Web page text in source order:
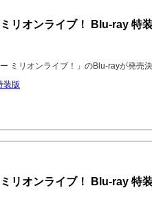
リオンライブ！ Blu-ray 特
ミリオンライブ！」のBlu-rayが発売決
装版
リオンライブ！ Blu-ray 特